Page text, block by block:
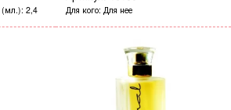
(мл.) 2,4 Для кого Для нее